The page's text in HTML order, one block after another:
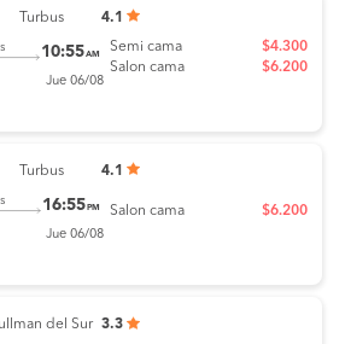
Turbus 4.1
10:55AM
Jue 06/08
Semi cama
Salon cama
$4.300
$6.200
Turbus 4.1
16:55 PM
Jue 06/08
Salon cama $6.200
del Sur 3.3